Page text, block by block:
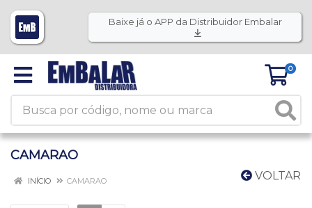
Baixe já o APP da Distribuidor Embalar
0
CAMARAO
VOLTAR
INÍCIO CAMARAO